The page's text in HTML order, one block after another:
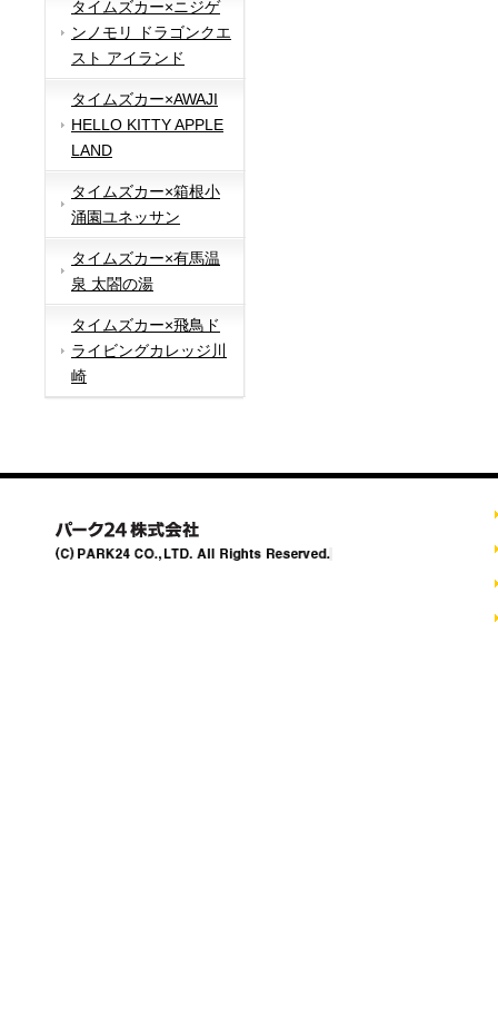
タイムズカー×ニジゲ
ンノモリ ドラゴンクエ
スト アイランド
タイムズカー×AWAJI
HELLO KITTY APPLE
LAND
タイムズカー×箱根小
涌園ユネッサン
タイムズカー×有馬温
泉 太閤の湯
タイムズカー×飛鳥ド
ライビングカレッジ川
崎